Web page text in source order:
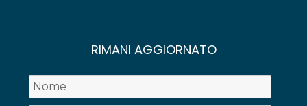
RIMANI AGGIORNATO